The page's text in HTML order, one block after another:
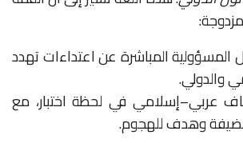
المسؤولية المباشرة عن اعتداءات تهدد
والدولي.
عربي–إسلامي في لحظة اختبار، مع
وهدف للهجوم.